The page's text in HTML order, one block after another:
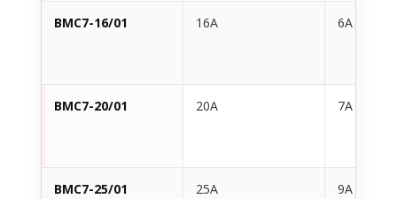
BMC7-16/01 16A 6A
BMC7-20/01 20A 7A
BMC7-25/01 25A 9A